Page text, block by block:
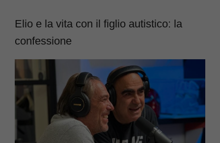
Elio e la vita con il figlio autistico: la
confessione